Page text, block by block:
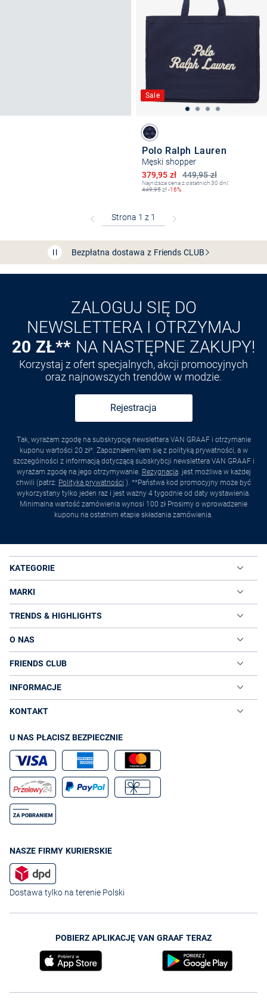
Sale
Polo Ralph Lauren
Męski shopper
449,95 zł
Obniżona cena
379,95 zł
Najniższa cena z ostatnich 30 dni:
449,95zł-16%
Bezpłatna dostawa z FriendsCLUB
Przedłużenie czasu zwrotu towaru: 60 dni
Odkryj aplikację VAN GRAAF
ZALOGUJ SIĘ DO
NEWSLETTERA I OTRZYMAJ
20 ZŁ** NA NASTĘPNE ZAKUPY!
Korzystaj z ofert specjalnych, akcji promocyjnych
oraz najnowszych trendów w modzie.
Rejestracja
Tak, wyrażam zgodę na subskrypcję newslettera VAN GRAAF i otrzymanie
kuponu wartości 20 zł*. Zapoznałem/łam się z polityką prywatności, a w
szczególności z informacją dotyczącą subskrybcji newslettera VAN GRAAF i
wyrażam zgodę na jego otrzymywanie. Rezygnacja. jest możliwa w każdej
chwili (patrz: Polityka prywatności ). **Państwa kod promocyjny może być
wykorzystany tylko jeden raz i jest ważny 4 tygodnie od daty wystawienia.
Minimalna wartość zamówienia wynosi 100 zł Prosimy o wprowadzenie
kuponu na ostatnim etapie składania zamówienia.
KATEGORIE
MARKI
TRENDS & HIGHLIGHTS
O NAS
FRIENDS CLUB
INFORMACJE
KONTAKT
U NAS PŁACISZ BEZPIECZNIE
NASZE FIRMY KURIERSKIE
Dostawa tylko na terenie Polski
POBIERZ APLIKACJĘ VAN GRAAF TERAZ